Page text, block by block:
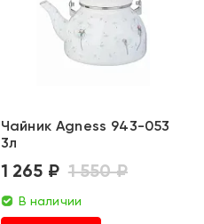
Чайник Agness 943-053
3л
1 265 ₽ 1 550 ₽
В наличии